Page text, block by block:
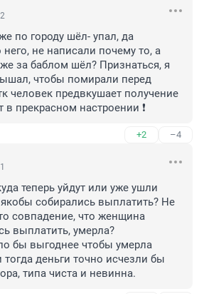
по городу шёл- упал, да
не написали почему то, а
за баблом шёл? Признаться, я
чтобы помирали перед
человек предвкушает получение
прекрасном настроении ❗️
+2 –4
теперь уйдут или уже ушли
собирались выплатить? Не
совпадение, что женщина
выплатить, умерла?
бы выгоднее чтобы умерла
деньги точно исчезли бы
типа чиста и невинна.